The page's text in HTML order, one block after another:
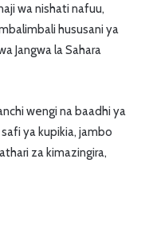
wa nishati nafuu,
hususani ya
Jangwa la Sahara
wengi na baadhi ya
ya kupikia, jambo
za kimazingira,